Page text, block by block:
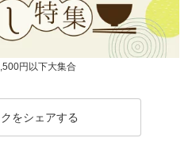
円以下大集合
クをシェアする